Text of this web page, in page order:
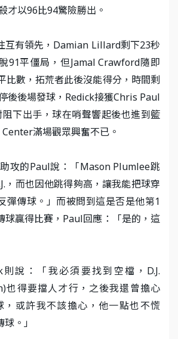
才以96比94驚險勝出。
互有領先，Damian Lillard剩下23秒
91平僵局，但Jamal Crawford隨即
比數，拓荒者此後沒能得分，時間剩
後後場發球，Redick接獲Chris Paul
下出手，球在哨聲響起後也進到籃
滿場觀眾興奮不已。
攻的Paul說：「Mason Plumlee跳
，而也因他跳得夠高，讓我能把球穿
彈傳球。」而被問到這是否是他第1
球贏得比賽，Paul回應：「是的，這
說：「我必須要找到空檔，D.J.
也得要擋人才行，之後我還曾擔心
，或許我不該擔心，他一點也不慌
。」